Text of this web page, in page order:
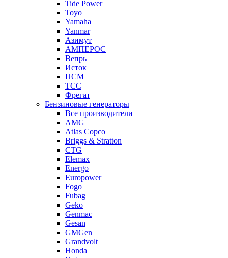
Tide Power
Toyo
Yamaha
Yanmar
Азимут
АМПЕРОС
Вепрь
Исток
ПСМ
ТСС
Фрегат
Бензиновые генераторы
Все производители
AMG
Atlas Copco
Briggs & Stratton
CTG
Elemax
Energo
Europower
Fogo
Fubag
Geko
Genmac
Gesan
GMGen
Grandvolt
Honda